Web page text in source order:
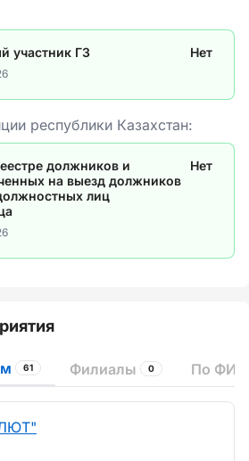
участник ГЗ Нет
республики Казахстан:
должников и
на выезд должников
лиц
Нет
61 Филиалы 0 По ФИО